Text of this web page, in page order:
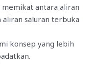
memikat antara aliran
aliran saluran terbuka
konsep yang lebih